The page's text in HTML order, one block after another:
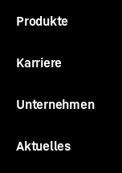
Produkte
Karriere
Unternehmen
Aktuelles